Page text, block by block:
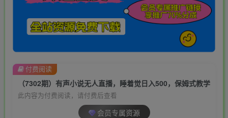
（7302期）有声小说无人直播，睡着觉日入500，保姆式教学
此内容为付费阅读，请付费后查看
会员专属资源
付费阅读